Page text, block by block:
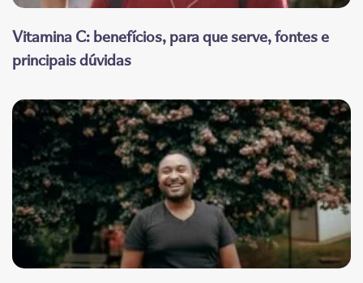
Vitamina C: benefícios, para que serve, fontes e
principais dúvidas